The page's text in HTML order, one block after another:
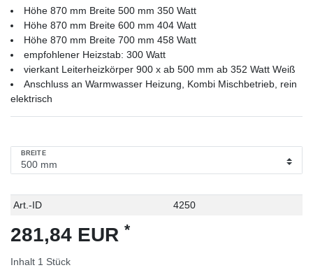
Höhe 870 mm Breite 500 mm 350 Watt
Höhe 870 mm Breite 600 mm 404 Watt
Höhe 870 mm Breite 700 mm 458 Watt
empfohlener Heizstab: 300 Watt
vierkant Leiterheizkörper 900 x ab 500 mm ab 352 Watt Weiß
Anschluss an Warmwasser Heizung, Kombi Mischbetrieb, rein
elektrisch
BREITE
Technisches
Wert
Art.-ID 4250
281,84 EUR *
Inhalt 1 Stück